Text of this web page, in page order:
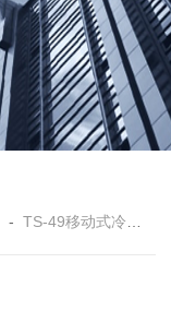
-TS-49移动式冷热冲击试验箱